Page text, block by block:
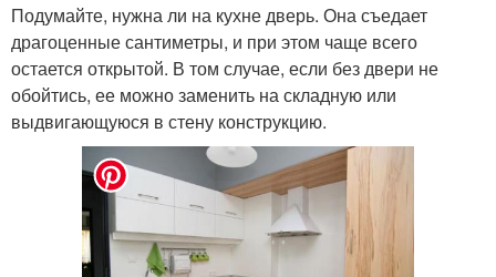
Подумайте, нужна ли на кухне дверь. Она съедает
драгоценные сантиметры, и при этом чаще всего
остается открытой. В том случае, если без двери не
обойтись, ее можно заменить на складную или
выдвигающуюся в стену конструкцию.